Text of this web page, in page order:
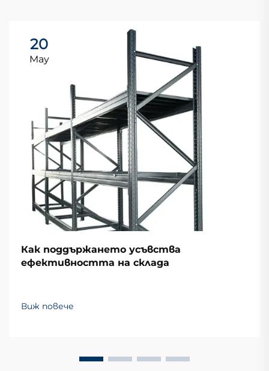
20
May
Как поддържането усъвства
ефективността на склада
Виж повече